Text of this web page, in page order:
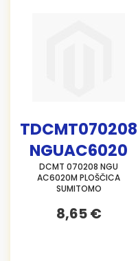
TDCMT070208
NGUAC6020
DCMT 070208 NGU
AC6020M PLOŠČICA
SUMITOMO
8,65 €